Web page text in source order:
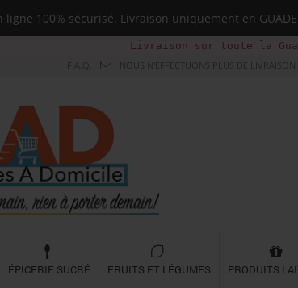
Livraison sur toute la Guadeloupe :
NOUS N'EFFECTUONS PLUS DE LIVRAISON
F.A.Q.
ÉPICERIE SUCRÉ FRUITS ET LÉGUMES PRODUITS
ligne 100% sécurisé. Livraison uniquement en